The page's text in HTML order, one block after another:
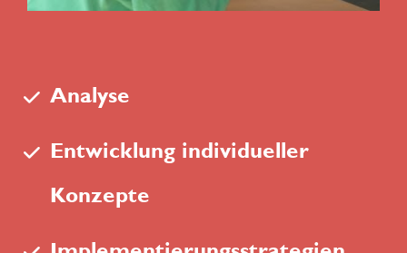
Analyse
Entwicklung individueller
Konzepte